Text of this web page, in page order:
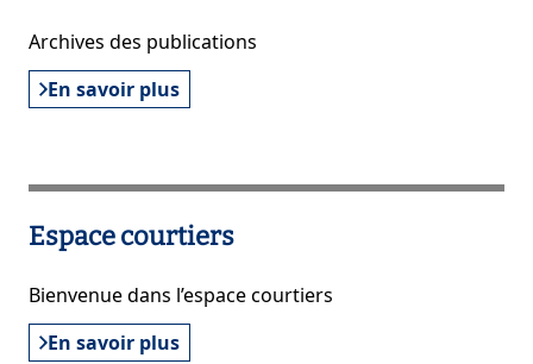
Archives des publications
En savoir plus
Espace courtiers
Bienvenue dans l’espace courtiers
En savoir plus